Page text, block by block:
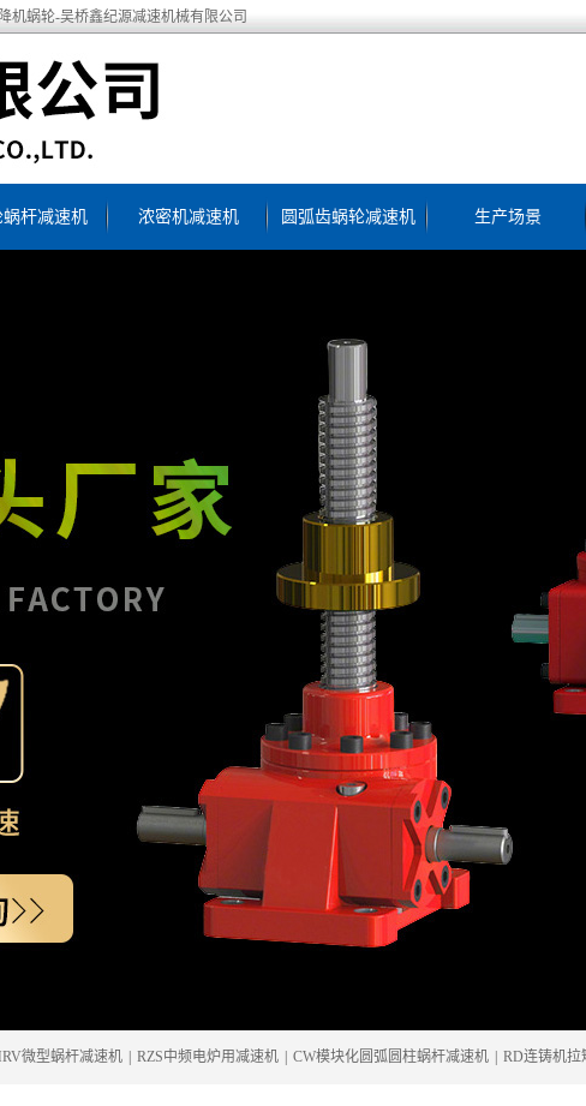
机蜗轮-吴桥鑫纪源减速机械有限公司
蜗杆减速机 浓密机减速机 圆弧齿蜗轮减速机 生产场景
微型蜗杆减速机 RZS中频电炉用减速机 CW模块化圆弧圆柱蜗杆减速机 RD连铸机拉